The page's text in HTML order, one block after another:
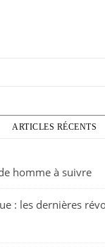
ARTICLES RÉCENTS
homme à suivre
: les dernières